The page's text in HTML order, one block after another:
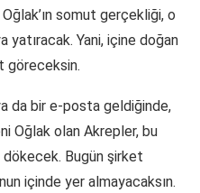
somut gerçekliği, o
yatıracak. Yani, içine doğan
göreceksin.
da bir e-posta geldiğinde,
Oğlak olan Akrepler, bu
dökecek. Bugün şirket
içinde yer almayacaksın.